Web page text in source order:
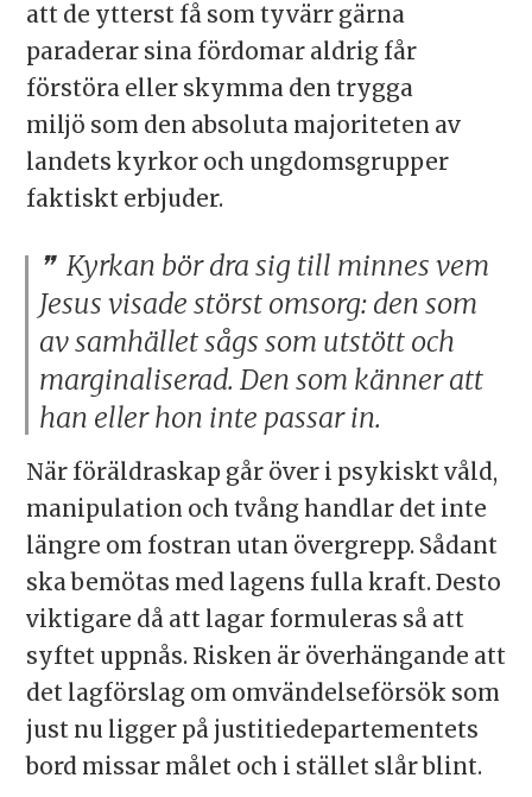
att de ytterst få som tyvärr gärna
paraderar sina fördomar aldrig får
förstöra eller skymma den trygga
miljö som den absoluta majoriteten av
landets kyrkor och ungdomsgrupper
faktiskt erbjuder.
Kyrkan bör dra sig till minnes vem
Jesus visade störst omsorg: den som
av samhället sågs som utstött och
marginaliserad. Den som känner att
han eller hon inte passar in.
När föräldraskap går över i psykiskt våld,
manipulation och tvång handlar det inte
längre om fostran utan övergrepp. Sådant
ska bemötas med lagens fulla kraft. Desto
viktigare då att lagar formuleras så att
syftet uppnås. Risken är överhängande att
det lagförslag om omvändelseförsök som
just nu ligger på justitiedepartementets
bord missar målet och i stället slår blint.